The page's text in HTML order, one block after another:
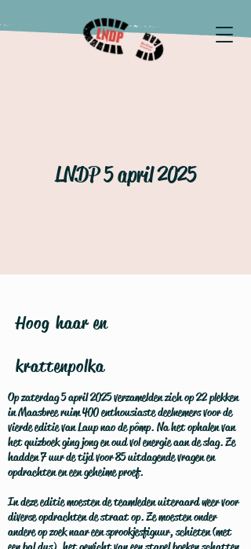
LNDP 5 april 2025
Hoog haar en
krattenpolka
Op zaterdag 5 april 2025 verzamelden zich op 22 plekken
in Maasbree ruim 400 enthousiaste deelnemers voor de
vierde editie van Laup nao de pômp. Na het ophalen van
het quizboek ging jong en oud vol energie aan de slag. Ze
hadden 7 uur de tijd voor 85 uitdagende vragen en
opdrachten en een geheime proef.
In deze editie moesten de teamleden uiteraard weer voor
diverse opdrachten de straat op. Ze moesten onder
andere op zoek naar een sprookjesfiguur, schieten (met